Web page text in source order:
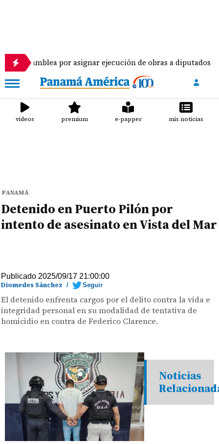
por asignar ejecución de obras a diputados
videos premium e-papper mis noticias
PANAMÁ
Detenido en Puerto Pilón por
intento de asesinato en Vista del Mar
Publicado 2025/09/17 21:00:00
Diomedes Sánchez / Seguir
El detenido enfrenta cargos por el delito contra la vida e
integridad personal en su modalidad de tentativa de
homicidio en contra de Federico Clarence.
Noticias